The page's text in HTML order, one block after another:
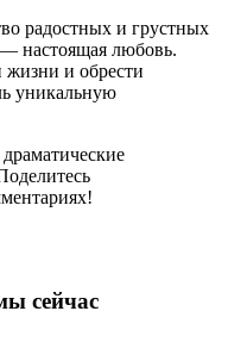
радостных и грустных
настоящая любовь.
жизни и обрести
уникальную
сейчас